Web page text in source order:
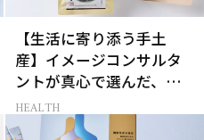
【生活に寄り添う手土
産】イメージコンサルタ
ントが真心で選んだ、相
手に本当に喜ばれるギフ
ト3選
HEALTH